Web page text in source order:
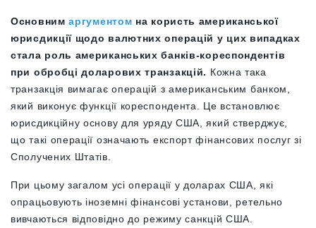
Основнимаргументом на користь американської
юрисдикції щодо валютних операцій у цих випадках
стала роль американських банків-кореспондентів
при обробці доларових транзакцій. Кожна така
транзакція вимагає операцій з американським банком,
який виконує функції кореспондента. Це встановлює
юрисдикційну основу для уряду США, який стверджує,
що такі операції означають експорт фінансових послуг зі
Сполучених Штатів.
При цьому загалом усі операції у доларах США, які
опрацьовують іноземні фінансові установи, ретельно
вивчаються відповідно до режиму санкцій США.